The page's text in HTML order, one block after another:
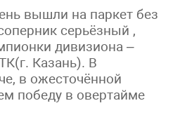
вышли на паркет без
серьёзный ,
дивизиона –
Казань). В
в ожесточённой
победу в овертайме